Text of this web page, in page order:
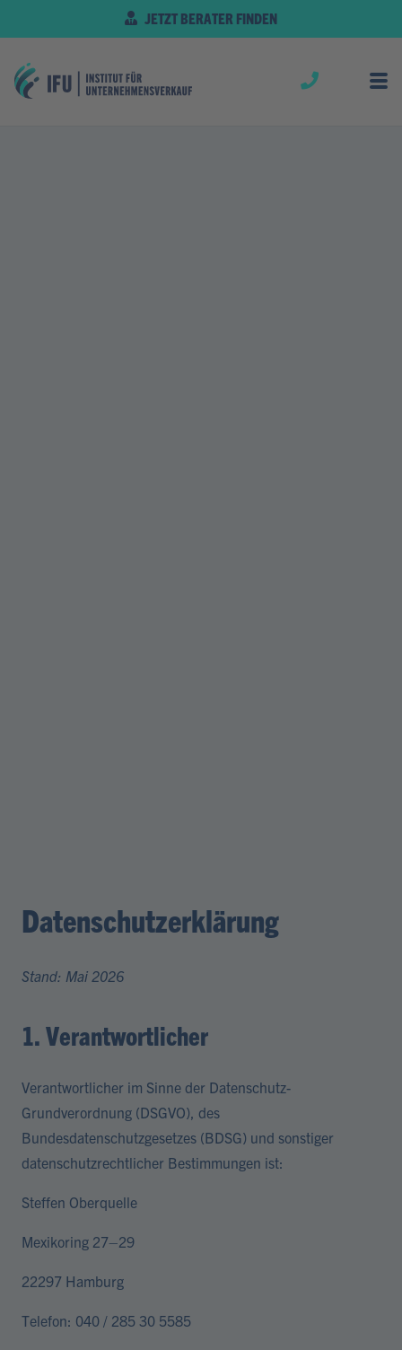
JETZT BERATER FINDEN
Datenschutzerklärung
Stand: Mai 2026
1. Verantwortlicher
Verantwortlicher im Sinne der Datenschutz-
Grundverordnung (DSGVO), des
Bundesdatenschutzgesetzes (BDSG) und sonstiger
datenschutzrechtlicher Bestimmungen ist:
Steffen Oberquelle
Mexikoring 27–29
22297 Hamburg
Telefon: 040 / 285 30 5585